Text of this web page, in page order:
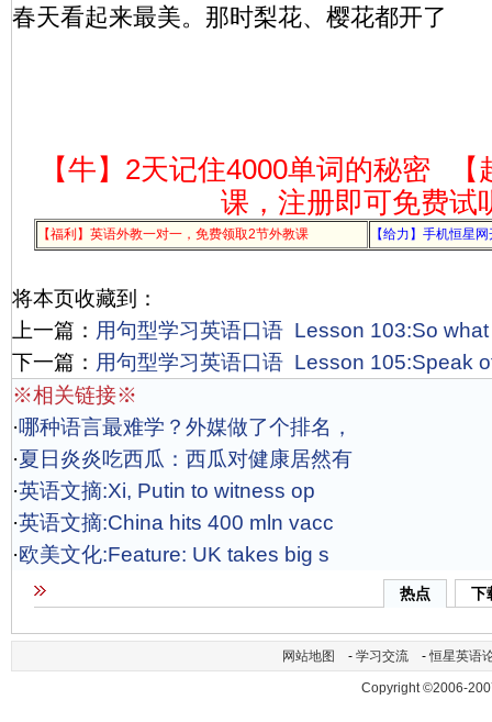
春天看起来最美。那时梨花、樱花都开了
【牛】2天记住4000单词的秘密
课，注册即可免费试
【福利】英语外教一对一，免费领取2节外教课 【给力】手机恒星
将本页收藏到：
上一篇： 用句型学习英语口语 Lesson 103:So what
下一篇： 用句型学习英语口语 Lesson 105:Speak
※相关链接※
·哪种语言最难学？外媒做了个排名，
·夏日炎炎吃西瓜：西瓜对健康居然有
·英语文摘:Xi, Putin to witness op
·英语文摘:China hits 400 mln vacc
·欧美文化:Feature: UK takes big s
热点 下
网站地图 - 学习交流 -恒星英语
Copyright ©2006-